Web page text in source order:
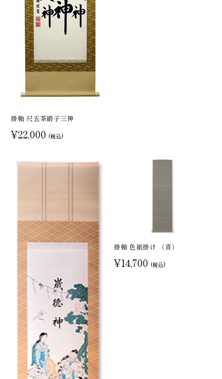
掛軸 尺五茶緞子三神
¥22,000 (税込)
掛軸 色紙掛け （青）
¥14,700 (税込)